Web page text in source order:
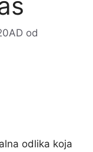
od
odlika koja